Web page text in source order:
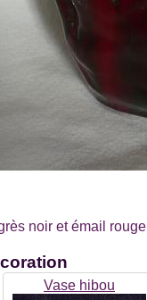
noir et émail rouge
Vase hibou